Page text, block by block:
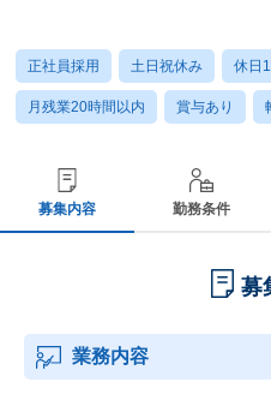
正社員採用 土日祝休み 休日
月残業20時間以内 賞与あり
募集内容 勤務条件
募
業務内容